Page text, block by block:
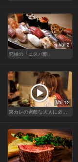
Vol.2
究極の「コスパ鮨」
Vol.12
東カレの素敵な大人に必要なこと